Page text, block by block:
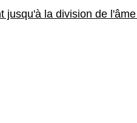
la division de